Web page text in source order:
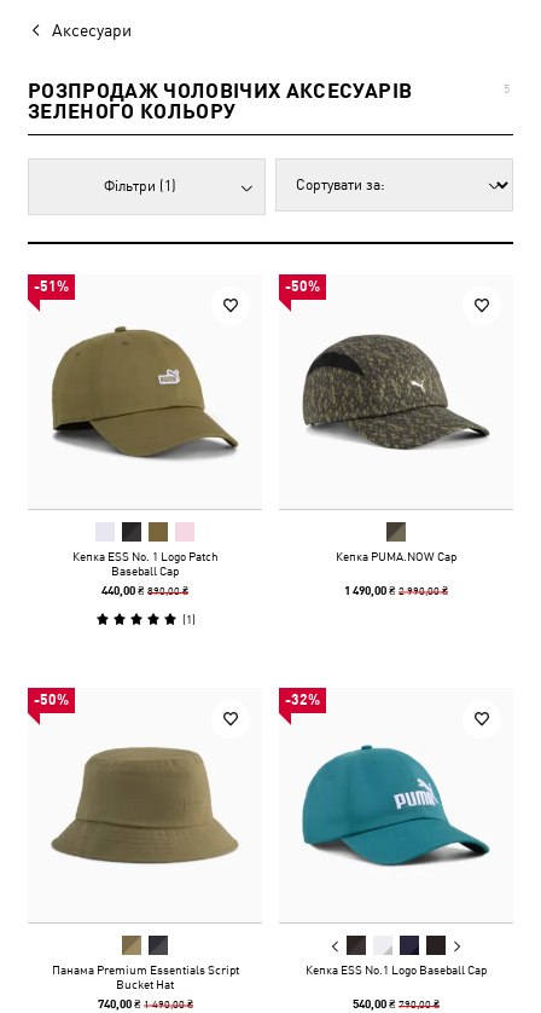
Аксесуари
РОЗПРОДАЖ ЧОЛОВІЧИХ АКСЕСУАРІВ
ЗЕЛЕНОГО КОЛЬОРУ
5
Фільтри (1)
-51%
Кепка ESS No. 1 Logo Patch
Baseball Cap
440,00 ₴890,00 ₴
(1)
-50%
Кепка PUMA.NOW Cap
1 490,00 ₴2 990,00 ₴
-50%
Панама Premium Essentials Script
Bucket Hat
740,00 ₴ 1 490,00 ₴
-32%
Кепка ESS No.1 Logo Baseball Cap
540,00 ₴790,00 ₴